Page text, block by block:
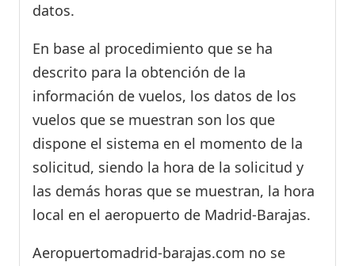
datos.
En base al procedimiento que se ha
descrito para la obtención de la
información de vuelos, los datos de los
vuelos que se muestran son los que
dispone el sistema en el momento de la
solicitud, siendo la hora de la solicitud y
las demás horas que se muestran, la hora
local en el aeropuerto de Madrid-Barajas.
Aeropuertomadrid-barajas.com no se